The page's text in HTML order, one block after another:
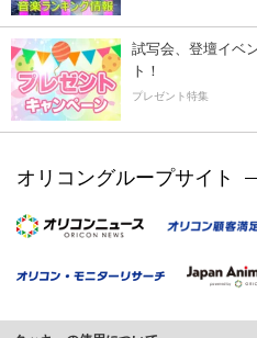
試写会、登壇イベ
ト！
プレゼント特集
オリコングループサイト